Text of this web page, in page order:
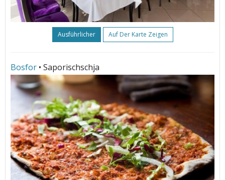
Ausführlicher Auf Der Karte Zeigen
Bosfor • Saporischschja